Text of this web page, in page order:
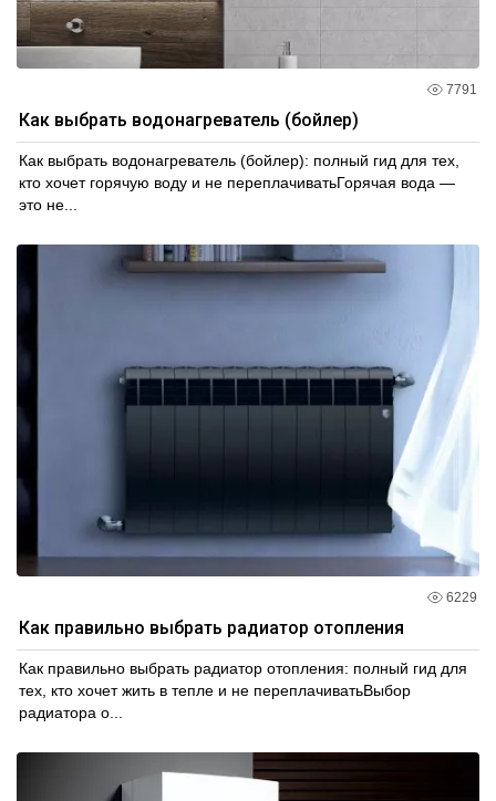
7791
Как выбрать водонагреватель (бойлер)
Как выбрать водонагреватель (бойлер): полный гид для тех,
кто хочет горячую воду и не переплачиватьГорячая вода —
это не...
6229
Как правильно выбрать радиатор отопления
Как правильно выбрать радиатор отопления: полный гид для
тех, кто хочет жить в тепле и не переплачиватьВыбор
радиатора о...